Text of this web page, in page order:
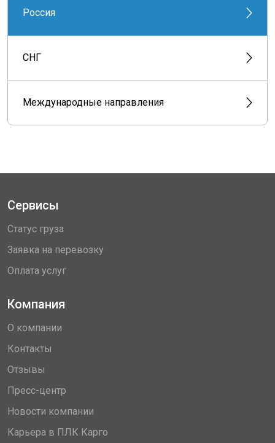
Россия
СНГ
Международные направления
Сервисы
Статус груза
Заявка на перевозку
Оплата услуг
Компания
О компании
Контакты
Отзывы
Пресс-центр
Новости компании
Карьера в ПЛК Карго